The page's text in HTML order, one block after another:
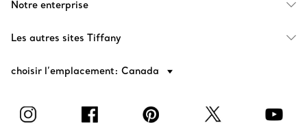
Notre enterprise
Les autres sites Tiffany
choisir l’emplacement: Canada